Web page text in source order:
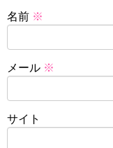
名前 ※
メール ※
サイト